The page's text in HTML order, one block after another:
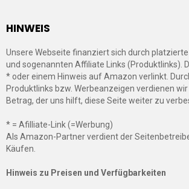
HINWEIS
Unsere Webseite finanziert sich durch
und sogenannten Affiliate Links (Produktlinks).
* oder einem Hinweis auf Amazon verlinkt.
Produktlinks bzw. Werbeanzeigen verdienen
Betrag, der uns hilft, diese Seite weiter zu
* = Afilliate-Link (=Werbung)
Als Amazon-Partner verdient der
Käufen.
Hinweis zu Preisen und Verfügbarkeiten